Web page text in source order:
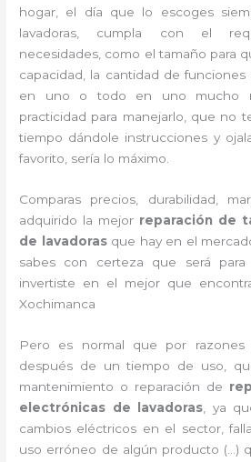
hogar, el día que lo escoges
lavadoras, cumpla con el
necesidades, como el tamaño para
capacidad, la cantidad de
en uno o todo en uno mucho
practicidad para manejarlo, que no
tiempo dándole instrucciones y
favorito, sería lo máximo.
Comparas precios, durabilidad,
adquirido la mejor reparación de
de lavadorasque hay en el
sabes con certeza que será
invertiste en el mejor que
Xochimanca
Pero es normal que por
después de un tiempo de uso,
mantenimiento o reparación de
electrónicas de lavadoras , ya
cambios eléctricos en el sector,
uso erróneo de algún producto (…)